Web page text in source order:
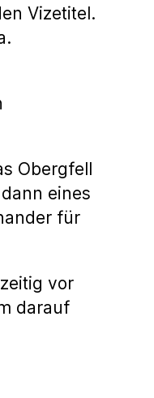
Vizetitel.
Obergfell
eines
für
vor
darauf